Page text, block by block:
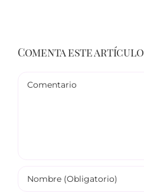
Comenta este artículo